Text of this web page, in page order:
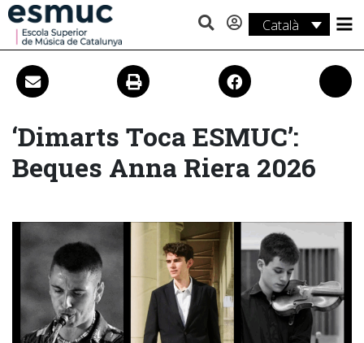
Català
Estudis
Recerca
Activitats
‘Dimarts Toca ESMUC’:
Beques Anna Riera 2026